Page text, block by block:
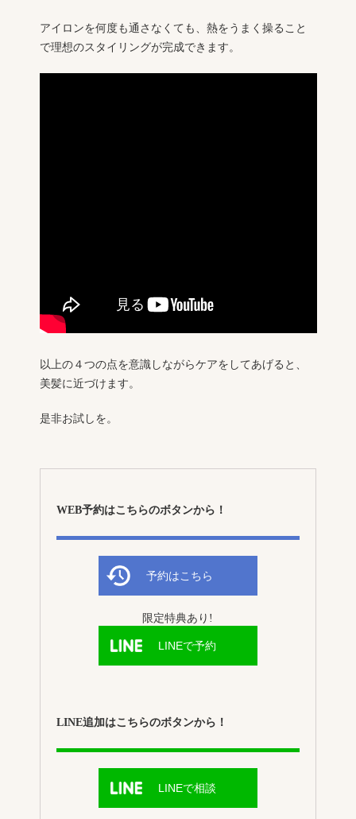
アイロンを何度も通さなくても、熱をうまく操ること
で理想のスタイリングが完成できます。
以上の４つの点を意識しながらケアをしてあげると、
美髪に近づけます。
是非お試しを。
WEB予約はこちらのボタンから！
予約はこちら
限定特典あり!
LINEで予約
LINE追加はこちらのボタンから！
LINEで相談